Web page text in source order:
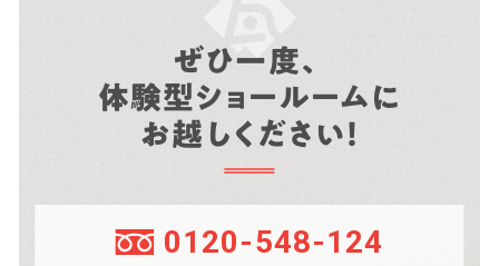
ぜひ一度、
体験型ショールームに
お越しください！
0120-548-124